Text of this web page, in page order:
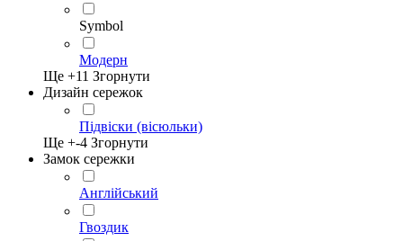
Symbol
Модерн
Ще +11 Згорнути
Дизайн сережок
Підвіски (вісюльки)
Ще +-4 Згорнути
Замок сережки
Англійський
Гвоздик